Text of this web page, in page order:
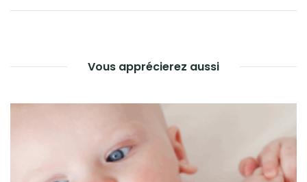
Vous apprécierez aussi